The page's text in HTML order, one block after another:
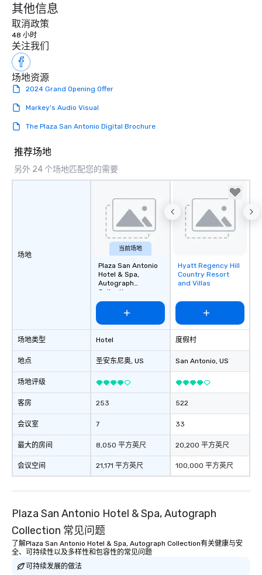
其他信息
取消政策
48 小时
关注我们
场地资源
2024 Grand Opening Offer
Markey's Audio Visual
The Plaza San Antonio Digital Brochure
推荐场地
另外 24 个场地匹配您的需要
场地
场地类型
地点
场地评级
客房
会议室
最大的房间
会议空间
当前场地
Plaza San Antonio
Hotel & Spa,
Autograph
Collection
Hotel
圣安东尼奥, US
253
7
8,050 平方英尺
21,171 平方英尺
Removed from
favorites
Hyatt Regency Hill
Country Resort
and Villas
度假村
San Antonio, US
522
33
20,200 平方英尺
100,000 平方英尺
Plaza San Antonio Hotel & Spa, Autograph
Collection 常见问题
了解Plaza San Antonio Hotel & Spa, Autograph Collection有关健康与安
全、可持续性以及多样性和包容性的常见问题
可持续发展的做法